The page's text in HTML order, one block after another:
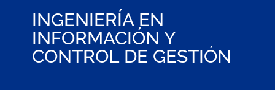
INGENIERÍA EN
INFORMACIÓN Y
CONTROL DE GESTIÓN